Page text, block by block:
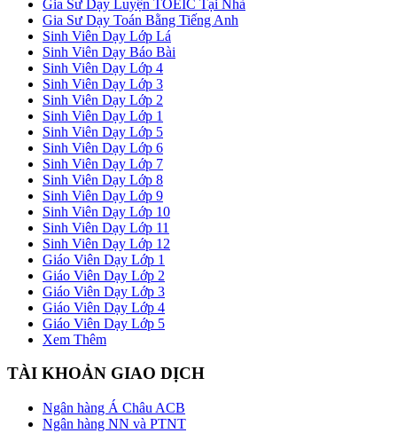
Gia Sư Dạy Luyện TOEIC Tại Nhà
Gia Sư Dạy Toán Bằng Tiếng Anh
Sinh Viên Dạy Lớp Lá
Sinh Viên Dạy Báo Bài
Sinh Viên Dạy Lớp 4
Sinh Viên Dạy Lớp 3
Sinh Viên Dạy Lớp 2
Sinh Viên Dạy Lớp 1
Sinh Viên Dạy Lớp 5
Sinh Viên Dạy Lớp 6
Sinh Viên Dạy Lớp 7
Sinh Viên Dạy Lớp 8
Sinh Viên Dạy Lớp 9
Sinh Viên Dạy Lớp 10
Sinh Viên Dạy Lớp 11
Sinh Viên Dạy Lớp 12
Giáo Viên Dạy Lớp 1
Giáo Viên Dạy Lớp 2
Giáo Viên Dạy Lớp 3
Giáo Viên Dạy Lớp 4
Giáo Viên Dạy Lớp 5
Xem Thêm
TÀI KHOẢN GIAO DỊCH
Ngân hàng Á Châu ACB
Ngân hàng NN và PTNT